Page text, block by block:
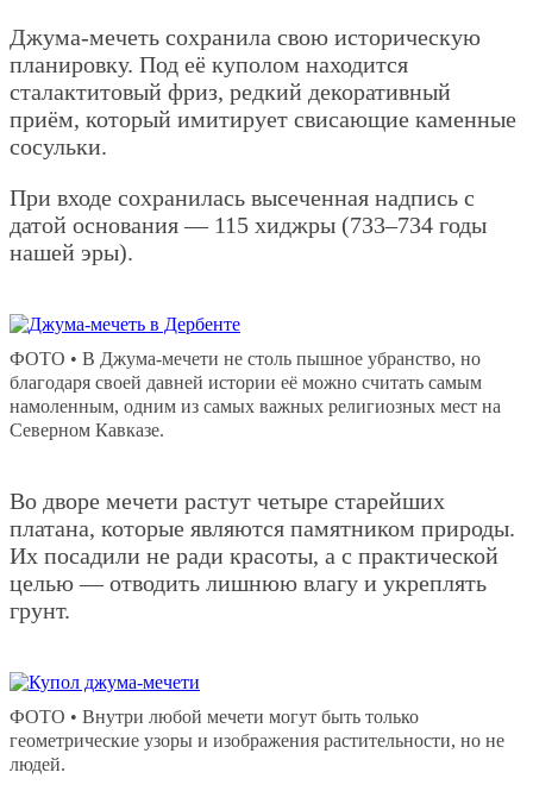
Джума-мечеть сохранила свою историческую
планировку. Под её куполом находится
сталактитовый фриз, редкий декоративный
приём, который имитирует свисающие каменные
сосульки.
При входе сохранилась высеченная надпись с
датой основания — 115 хиджры (733–734 годы
нашей эры).
ФОТО • В Джума-мечети не столь пышное убранство, но
благодаря своей давней истории её можно считать самым
намоленным, одним из самых важных религиозных мест на
Северном Кавказе.
Во дворе мечети растут четыре старейших
платана, которые являются памятником природы.
Их посадили не ради красоты, а с практической
целью — отводить лишнюю влагу и укреплять
грунт.
ФОТО • Внутри любой мечети могут быть только
геометрические узоры и изображения растительности, но не
людей.